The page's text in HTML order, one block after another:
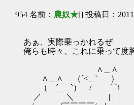
954 名前： 農奴★[] 投稿日：
あぁ、実際乗っかれるぜ
俺らも時々、これに乗って度
∧＿∧
∧＿∧ （´<_｀ ） 葉っ
（ ´_ゝ`） / ⌒i 向こ
／ ＼ | |